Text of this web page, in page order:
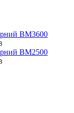
BM3600
BM2500